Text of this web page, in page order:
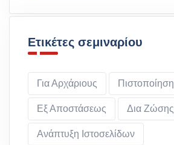
Ετικέτες σεμιναρίου
Για Αρχάριους Πιστοποίηση
Εξ Αποστάσεως Δια Ζώσης
Ανάπτυξη Ιστοσελίδων